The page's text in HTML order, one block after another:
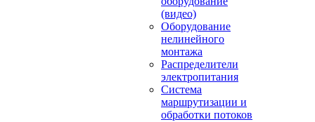
(видео)
Оборудование
нелинейного
монтажа
Распределители
электропитания
Система
маршрутизации и
обработки потоков